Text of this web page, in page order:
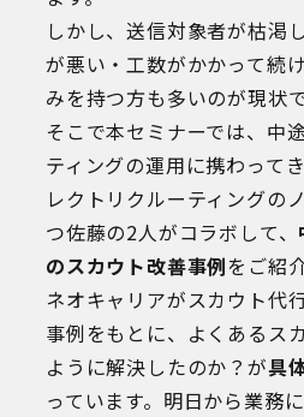
しかし、送信対象者が枯渇
が悪い・工数がかかって続
みを持つ方も多いのが現状で
そこで本セミナーでは、中
ティングの運用に携わって
レクトリクルーティングの
つ佐藤の2人がコラボして、
のスカウト改善事例をご紹
ネオキャリアがスカウト代
事例をもとに、よくあるス
ように解決したのか？が具
っています。明日から業務